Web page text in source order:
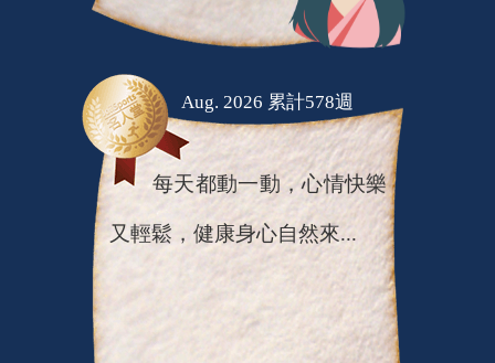
每天都動一動，心情快樂
又輕鬆，健康身心自然來...